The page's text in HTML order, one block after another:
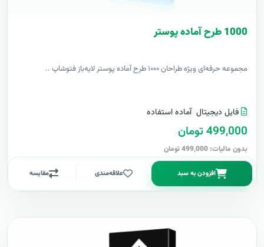
1000 طرح آماده پوستر
مجموعه حرفه‌ای ویژه طراحان ۱۰۰۰ طرح آماده پوستر لایه‌باز فتوشاپ ..
فایل دیجیتال آماده استفاده
499,000 تومان
بدون مالیات: 499,000 تومان
افزودن به سبد علاقه‌مندی مقایسه